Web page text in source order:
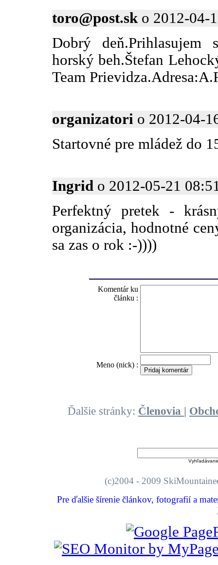
toro@post.sko 2012-04-
Dobrý
horský beh.Štefan
Team
organizatori o 2012-04-
Startovné pre mládež do
Ingrid o 2012-05-21
Perfektný pretek -
organizácia, hodnotné
sa zas o rok :-))))
Komentár ku
článku :
Meno (nick) :
Ďalšie stránky: Členovia |
(c)2004 - 2009
Pre ďalšie šírenie článkov, fotografií a